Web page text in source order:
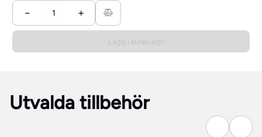
− +
Lägg i kundvagn
Utvalda tillbehör